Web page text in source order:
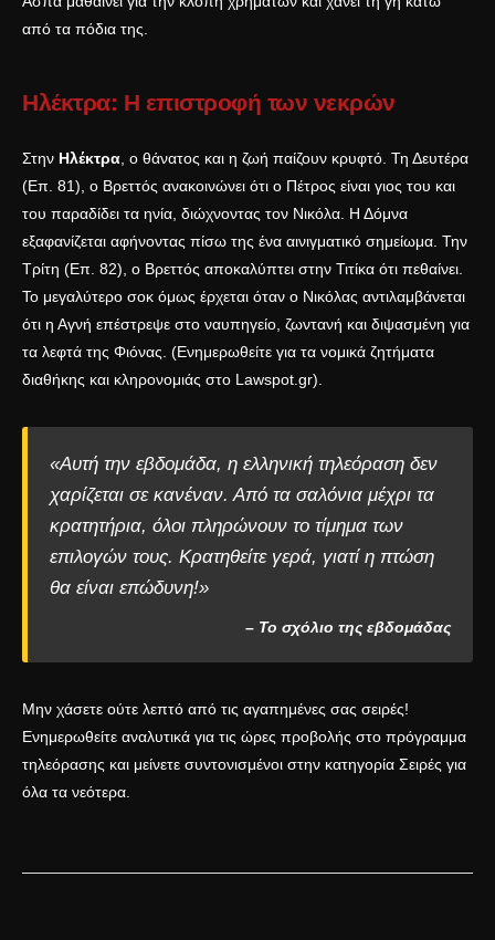
από τα πόδια της.
Ηλέκτρα: Η επιστροφή των νεκρών
Στην Ηλέκτρα, ο θάνατος και η ζωή παίζουν κρυφτό. Τη Δευτέρα
(Επ. 81), ο Βρεττός ανακοινώνει ότι ο Πέτρος είναι γιος του και
του παραδίδει τα ηνία, διώχνοντας τον Νικόλα. Η Δόμνα
εξαφανίζεται αφήνοντας πίσω της ένα αινιγματικό σημείωμα. Την
Τρίτη (Επ. 82), ο Βρεττός αποκαλύπτει στην Τιτίκα ότι πεθαίνει.
Το μεγαλύτερο σοκ όμως έρχεται όταν ο Νικόλας αντιλαμβάνεται
ότι η Αγνή επέστρεψε στο ναυπηγείο, ζωντανή και διψασμένη για
τα λεφτά της Φιόνας. (Ενημερωθείτε για τα νομικά ζητήματα
διαθήκης και κληρονομιάς στο Lawspot.gr).
«Αυτή την εβδομάδα, η ελληνική τηλεόραση δεν
χαρίζεται σε κανέναν. Από τα σαλόνια μέχρι τα
κρατητήρια, όλοι πληρώνουν το τίμημα των
επιλογών τους. Κρατηθείτε γερά, γιατί η πτώση
θα είναι επώδυνη!»
– Το σχόλιο της εβδομάδας
Μην χάσετε ούτε λεπτό από τις αγαπημένες σας σειρές!
Ενημερωθείτε αναλυτικά για τις ώρες προβολής στο πρόγραμμα
τηλεόρασης και μείνετε συντονισμένοι στην κατηγορία Σειρές για
όλα τα νεότερα.